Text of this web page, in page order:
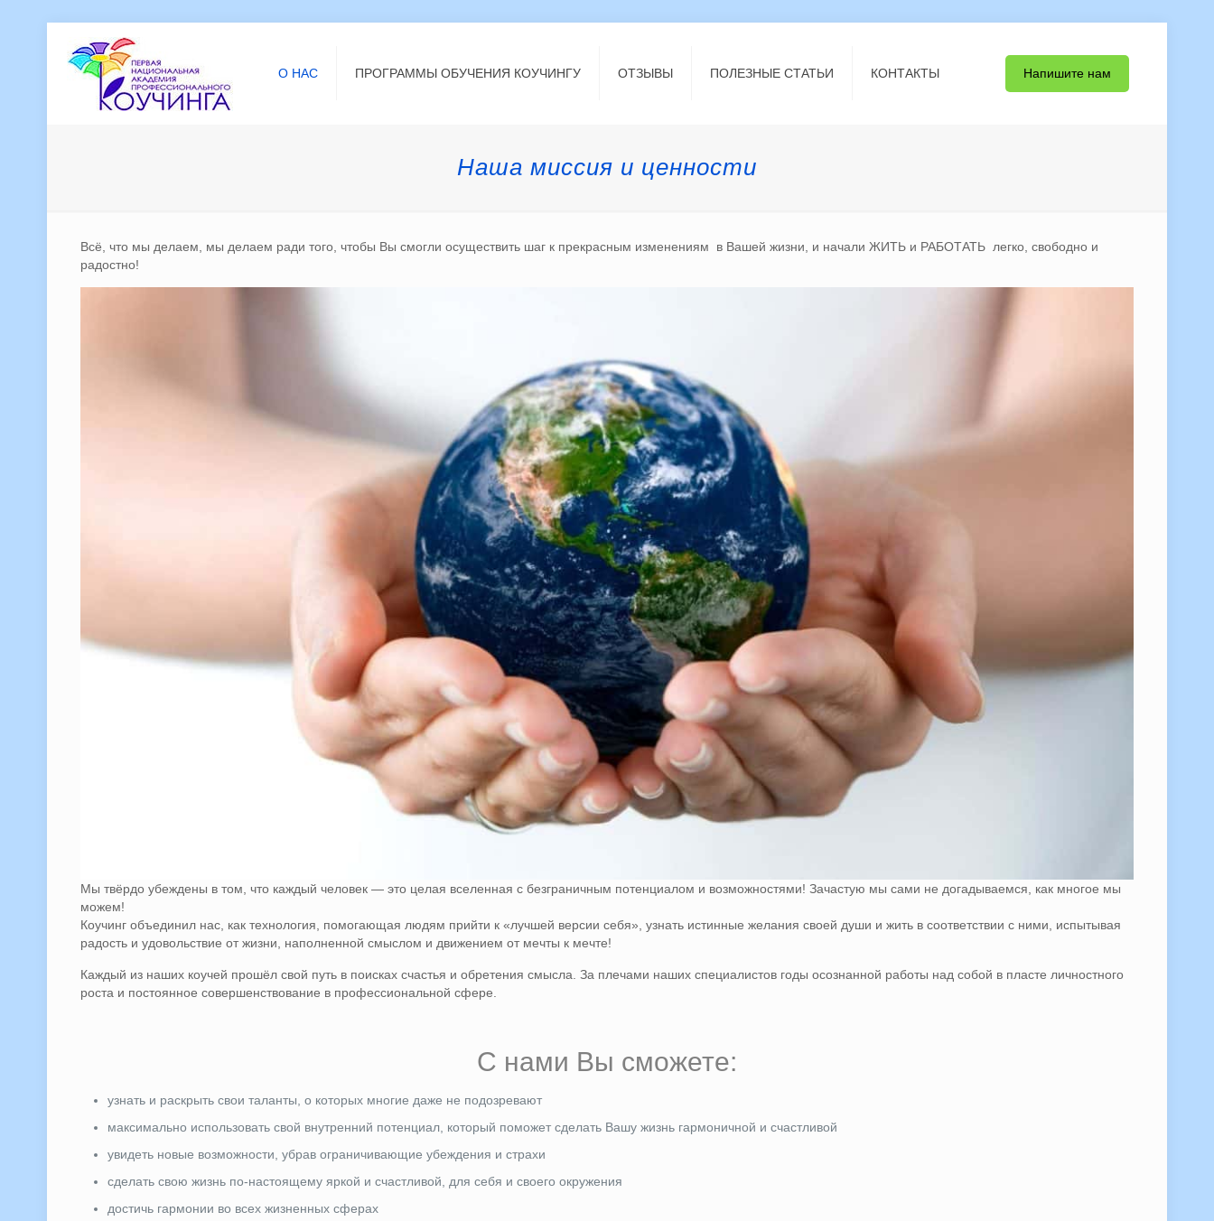
О НАС ПРОГРАММЫ ОБУЧЕНИЯ КОУЧИНГУ ОТЗЫВЫ ПОЛЕЗНЫЕ СТАТЬИ КОНТАКТЫ Напишите нам
Наша миссия и ценности
Всё, что мы делаем, мы делаем ради того, чтобы Вы смогли осуществить шаг к прекрасным изменениям в Вашей жизни, и начали ЖИТЬ и РАБОТАТЬ легко, свободно и
радостно!
Мы твёрдо убеждены в том, что каждый человек — это целая вселенная с безграничным потенциалом и возможностями! Зачастую мы сами не догадываемся, как многое мы
можем!
Коучинг объединил нас, как технология, помогающая людям прийти к «лучшей версии себя», узнать истинные желания своей души и жить в соответствии с ними, испытывая
радость и удовольствие от жизни, наполненной смыслом и движением от мечты к мечте!
Каждый из наших коучей прошёл свой путь в поисках счастья и обретения смысла. За плечами наших специалистов годы осознанной работы над собой в пласте личностного
роста и постоянное совершенствование в профессиональной сфере.
С нами Вы сможете:
узнать и раскрыть свои таланты, о которых многие даже не подозревают
максимально использовать свой внутренний потенциал, который поможет сделать Вашу жизнь гармоничной и счастливой
увидеть новые возможности, убрав ограничивающие убеждения и страхи
сделать свою жизнь по-настоящему яркой и счастливой, для себя и своего окружения
достичь гармонии во всех жизненных сферах